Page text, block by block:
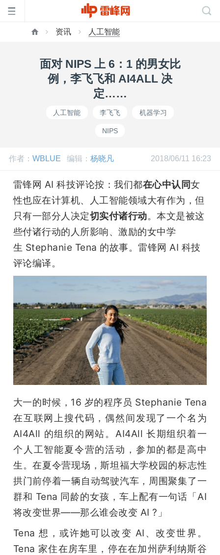
网
公
课
动
中
心
GAIR
爱
搞
机
资讯 人工智能
面对 NIPS 上 6：1 的男女比
例，李飞飞和 AI4ALL 决
定……
人工智能 李飞飞 机器学习
NIPS
作者： WBLUE 编辑： 杨晓凡 2018/06/11 16:23
雷锋网 AI 科技评论按：我们都在心中认同女
性也应在计算机、人工智能领域大有作为，但
只有一部分人决定切实付诸行动。本文是被这
些付诸行动的人所影响、激励的女中学
生 Stephanie Tena 的故事。雷锋网 AI 科技
评论编译。
大一的时候，16 岁的程序员 Stephanie Tena
在互联网上搜代码，偶然间发现了一个名为
AI4All 的组织的网站。AI4All 长期组织着一
个人工智能夏令营的活动，参加的都是高中
生。在夏令营现场，斯坦福大学校园的标志性
拱门前停着一辆自动驾驶汽车，周围聚集了一
群和 Tena 同龄的女孩，车上配有一句话「AI
将改变世界——那么谁会改变 AI ?」
Tena 想，或许她可以改变 AI、改变世界。
Tena 家住在房车里，停在在加州萨利纳斯谷